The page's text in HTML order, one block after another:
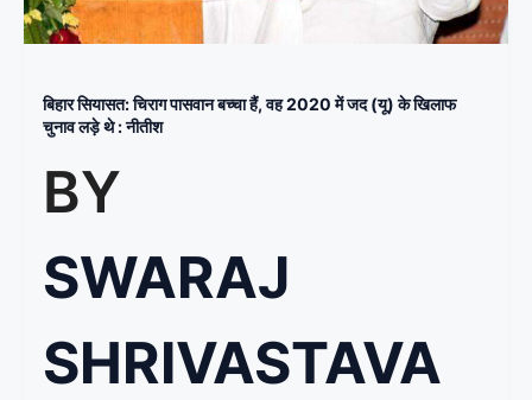
बिहार सियासत: चिराग पासवान बच्चा हैं, वह 2020 में जद (यू) के खिलाफ
चुनाव लड़े थे : नीतीश
BY
SWARAJ
SHRIVASTAVA